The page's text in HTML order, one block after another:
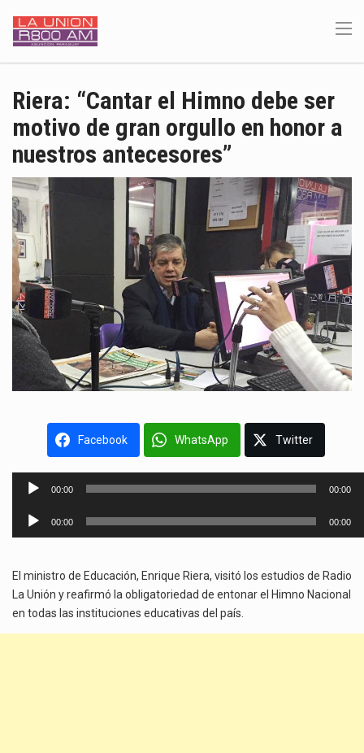
Riera: “Cantar el Himno debe ser
motivo de gran orgullo en honor a
nuestros antecesores”
Facebook WhatsApp Twitter
Reproductor
audio
00:00 00:00
Reproductor
00:00 00:00
El ministro de Educación, Enrique Riera, visitó los estudios de Radio
La Unión y reafirmó la obligatoriedad de entonar el Himno Nacional
en todas las instituciones educativas del país.